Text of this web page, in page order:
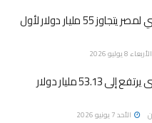
احتياطي النقد الأجنبي لمصر يتجاوز 55 مليار دولار لأول
الأربعاء 8 يوليو 2026
احتياطى النقد الأجنبى يرتفع إلى 53.13 مليار دولار
الأحد 7 يونيو 2026